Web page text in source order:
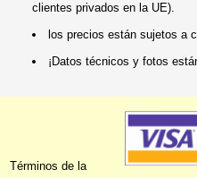
clientes privados en la UE).
los precios están sujetos a
¡Datos técnicos y fotos
Términos de la